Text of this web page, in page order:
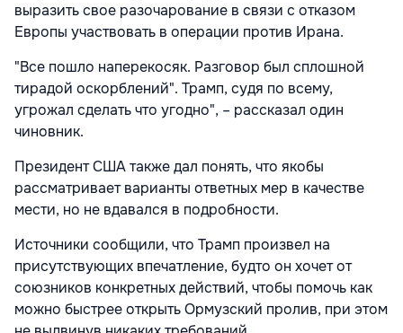
выразить свое разочарование в связи с отказом
Европы участвовать в операции против Ирана.
"Все пошло наперекосяк. Разговор был сплошной
тирадой оскорблений". Трамп, судя по всему,
угрожал сделать что угодно", – рассказал один
чиновник.
Президент США также дал понять, что якобы
рассматривает варианты ответных мер в качестве
мести, но не вдавался в подробности.
Источники сообщили, что Трамп произвел на
присутствующих впечатление, будто он хочет от
союзников конкретных действий, чтобы помочь как
можно быстрее открыть Ормузский пролив, при этом